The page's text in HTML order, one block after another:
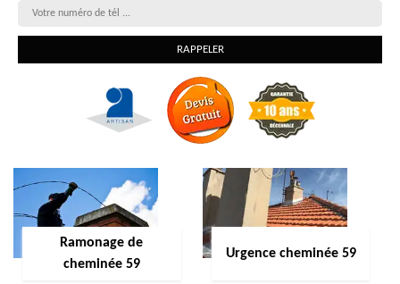
Ramonage de
cheminée 59
Urgence cheminée 59